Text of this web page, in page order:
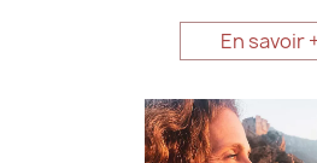
En savoir